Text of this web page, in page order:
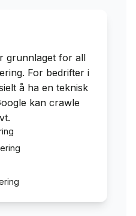
grunnlaget for all
For bedrifter i
å ha en teknisk
kan crawle